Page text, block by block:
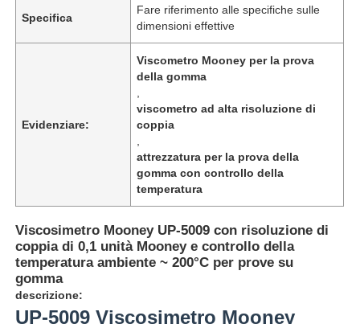
Prodotti
Chi siamo
Specifica
Fare riferimento alle specifiche sulle
dimensioni effettive
Evidenziare:
Viscometro Mooney per la prova
della gomma
viscometro ad alta risoluzione di
coppia
attrezzatura per la prova della
gomma con controllo della
temperatura
Viscosimetro Mooney UP-5009 con risoluzione di
coppia di 0,1 unità Mooney e controllo della
temperatura ambiente ~ 200°C per prove su
gomma
descrizione:
UP-5009 Viscosimetro Mooney